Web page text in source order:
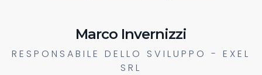
Marco Invernizzi
RESPONSABILE DELLO SVILUPPO - EXEL
SRL